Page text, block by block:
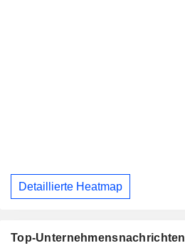
Detaillierte Heatmap
Top-Unternehmensnachrichten